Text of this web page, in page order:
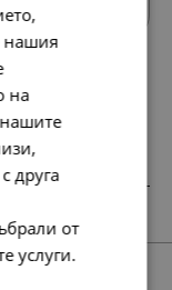
нашия
на
друга
от
услуги.